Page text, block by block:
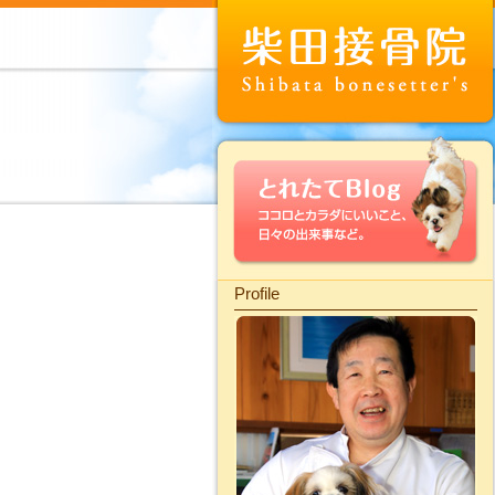
Profile